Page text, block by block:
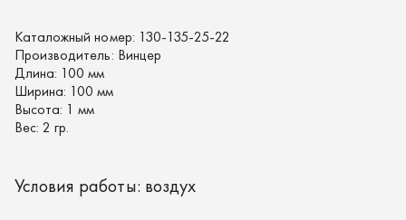
Каталожный номер: 130-135-25-22
Производитель: Винцер
Длина: 100 мм
Ширина: 100 мм
Высота: 1 мм
Вес: 2 гр.
Условия работы: воздух